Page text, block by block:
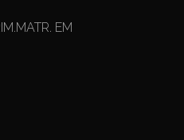
EM